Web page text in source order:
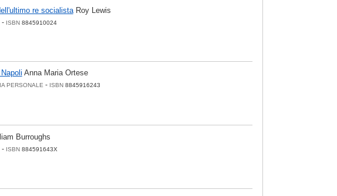
re socialista Roy Lewis
- ISBN 8845910024
Anna Maria Ortese
PERSONALE- ISBN 8845916243
Burroughs
- ISBN 884591643X